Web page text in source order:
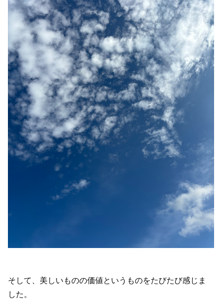
そして、美しいものの価値というものをたびたび感じま
した。